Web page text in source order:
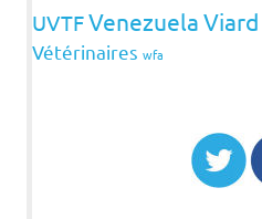
UVTFVenezuelaViard
Vétérinaires wfa